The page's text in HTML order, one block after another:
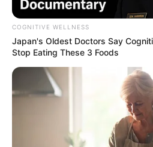
COGNITIVE WELLNESS
Japan's Oldest Doctors Say
Stop Eating These 3 Foods